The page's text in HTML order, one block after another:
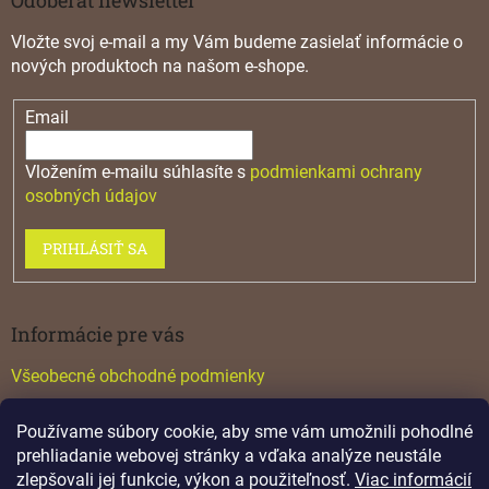
Používame súbory cookie, aby sme vám umožnili pohodlné
prehliadanie webovej stránky a vďaka analýze neustále
zlepšovali jej funkcie, výkon a použiteľnosť. Viac informácií
Vložte svoj e-mail a my Vám budeme zasielať informácie o
nových produktoch na našom e-shope.
Email
Vložením e-mailu súhlasíte s podmienkami ochrany
osobných údajov
PRIHLÁSIŤ SA
Informácie pre vás
Všeobecné obchodné podmienky
Katalógy